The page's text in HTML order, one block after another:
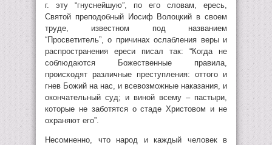
г. эту “гнуснейшую”, по его словам, ересь,
Святой преподобный Иосиф Волоцкий в своем
труде, известном под названием
“Просветитель”, о причинах ослабления веры и
распространения ереси писал так: “Когда не
соблюдаются Божественные правила,
происходят различные преступления: оттого и
гнев Божий на нас, и всевозможные наказания, и
окончательный суд; и виной всему – пастыри,
которые не заботятся о стаде Христовом и не
охраняют его”.
Несомненно, что народ и каждый человек в